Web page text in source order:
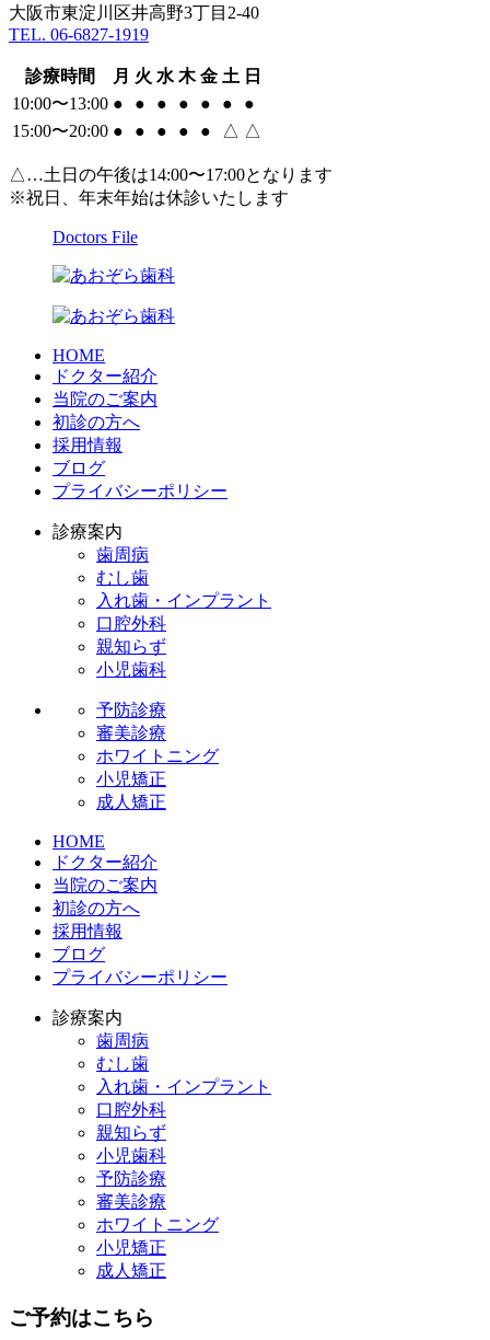
大阪市東淀川区井高野3丁目2-40
TEL. 06-6827-1919
診療時間 月 火 水 木 金 土 日
10:00〜13:00 ● ● ● ● ● ●
●
15:00〜20:00 ● ● ● ● ● △ △
△…土日の午後は14:00〜17:00となります
※祝日、年末年始は休診いたします
Doctors File
HOME
ドクター紹介
当院のご案内
初診の方へ
採用情報
ブログ
プライバシーポリシー
診療案内
歯周病
むし歯
入れ歯・インプラント
口腔外科
親知らず
小児歯科
予防診療
審美診療
ホワイトニング
小児矯正
成人矯正
HOME
ドクター紹介
当院のご案内
初診の方へ
採用情報
ブログ
プライバシーポリシー
診療案内
歯周病
むし歯
入れ歯・インプラント
口腔外科
親知らず
小児歯科
予防診療
審美診療
ホワイトニング
小児矯正
成人矯正
ご予約はこちら